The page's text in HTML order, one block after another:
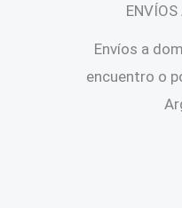
Envíos a
encuentro o